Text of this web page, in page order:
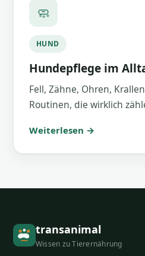
🧼
HUND
Hundepflege im
Fell, Zähne, Ohren,
Routinen, die wirklich
Weiterlesen →
transanimal
Wissen zu Tierernährung